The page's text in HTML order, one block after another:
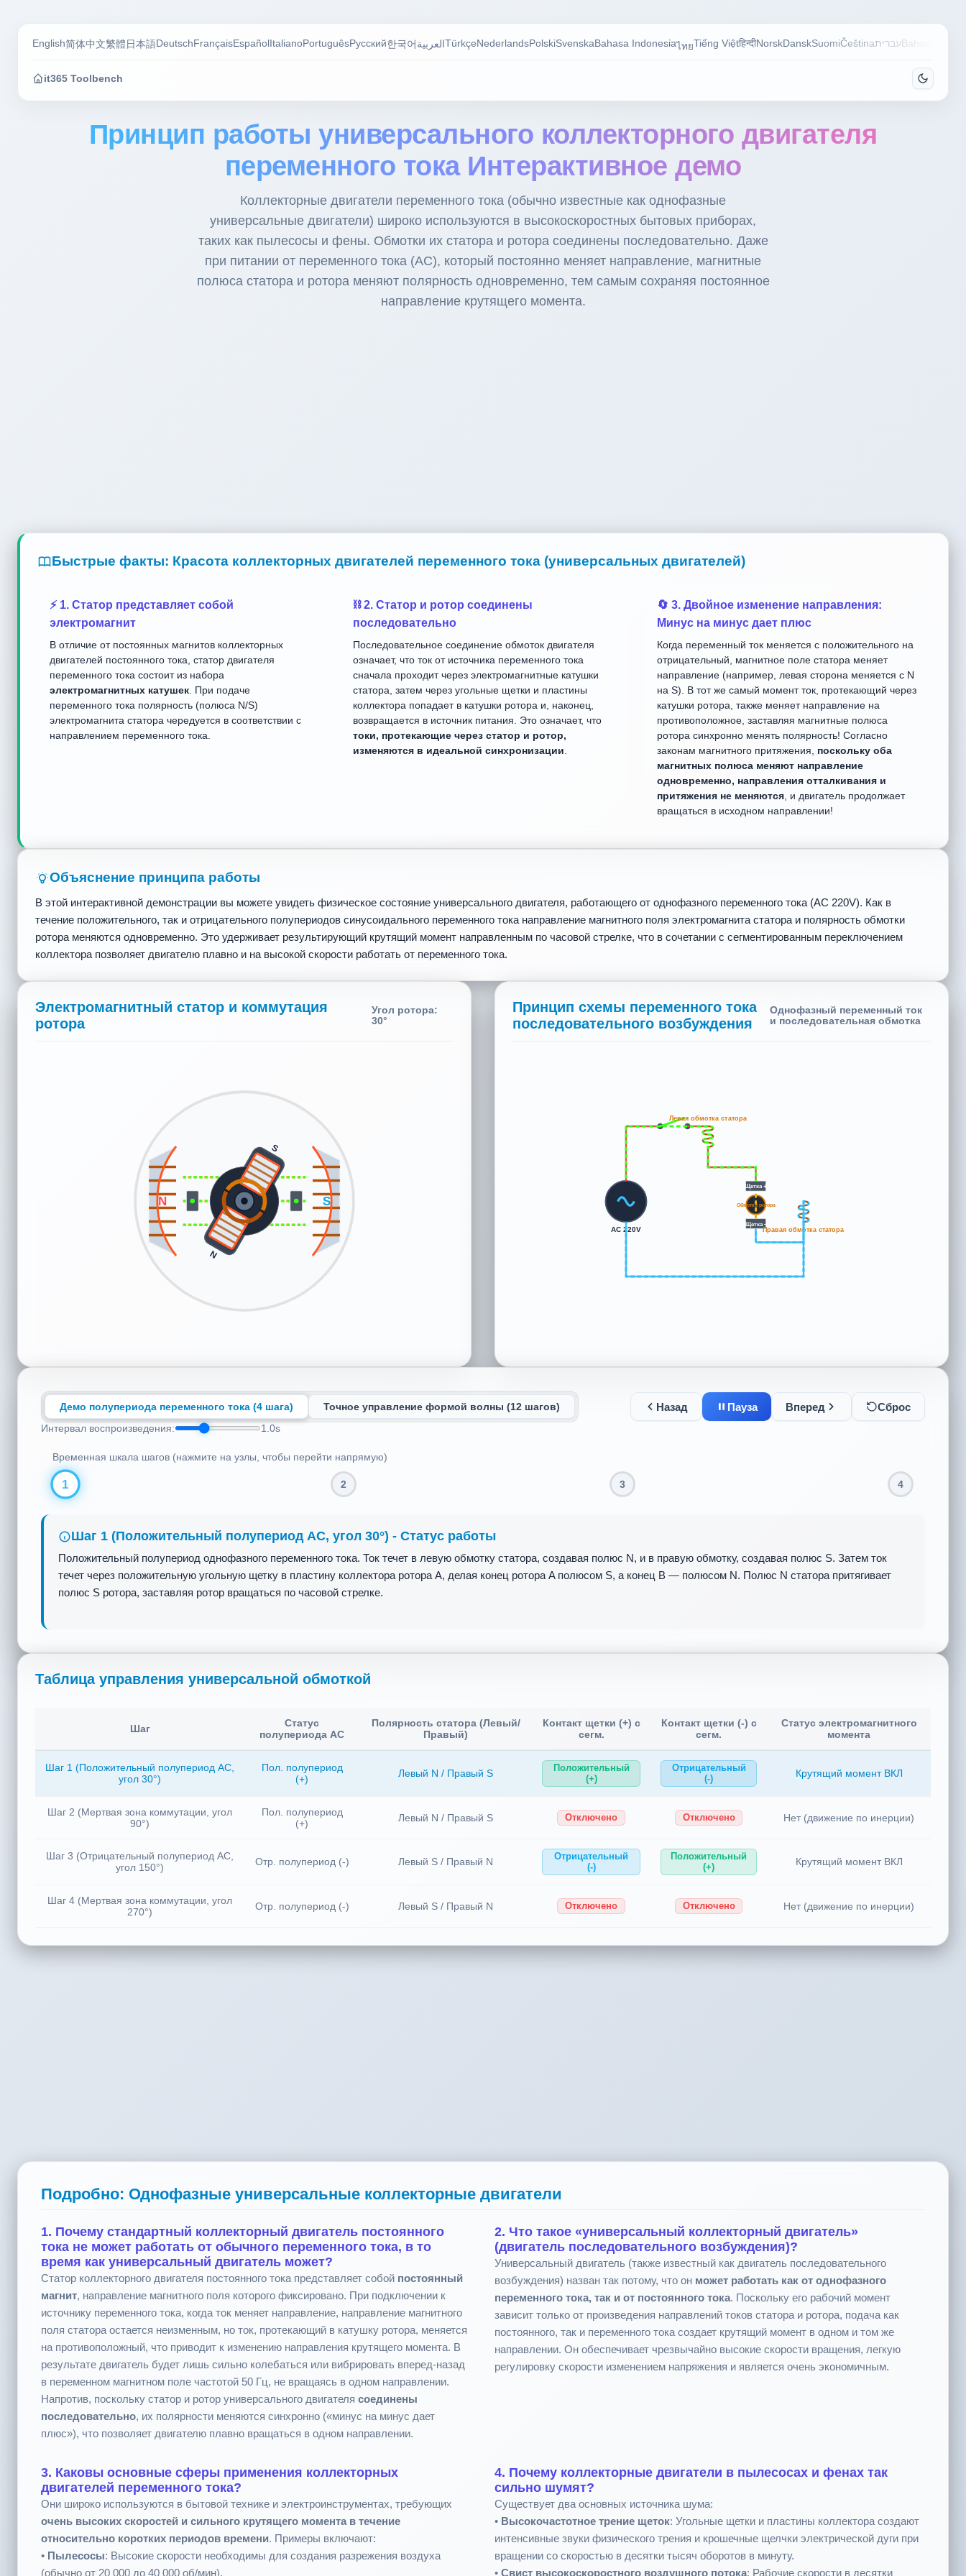
English简体中文繁體 日本語Deutsch FrançaisEspañol ItalianoPortuguêsРусский한국어 العربية Türkçe NederlandsPolskiSvenskaBahasa IndonesiaไทยTiếng Việtहिन्दीNorskDanskSuomiČeštinaעברית Bahasa
it365 Toolbench
Принцип работы универсального коллекторного двигателя
переменного тока Интерактивное демо
Коллекторные двигатели переменного тока (обычно известные как однофазные
универсальные двигатели) широко используются в высокоскоростных бытовых приборах,
таких как пылесосы и фены. Обмотки их статора и ротора соединены последовательно. Даже
при питании от переменного тока (AC), который постоянно меняет направление, магнитные
полюса статора и ротора меняют полярность одновременно, тем самым сохраняя постоянное
направление крутящего момента.
Быстрые факты: Красота коллекторных двигателей переменного тока (универсальных двигателей)
⚡ 1. Статор представляет собой
электромагнит
В отличие от постоянных магнитов коллекторных
двигателей постоянного тока, статор двигателя
переменного тока состоит из набора
электромагнитных катушек . При подаче
переменного тока полярность (полюса N/S)
электромагнита статора чередуется в соответствии с
направлением переменного тока.
⛓️ 2. Статор и ротор соединены
последовательно
Последовательное соединение обмоток двигателя
означает, что ток от источника переменного тока
сначала проходит через электромагнитные катушки
статора, затем через угольные щетки и пластины
коллектора попадает в катушки ротора и, наконец,
возвращается в источник питания. Это означает, что
токи, протекающие через статор и ротор,
изменяются в идеальной синхронизации
🔄 3. Двойное изменение направления:
Минус на минус дает плюс
Когда переменный ток меняется с положительного на
отрицательный, магнитное поле статора меняет
направление (например, левая сторона меняется с N
на S). В тот же самый момент ток, протекающий через
катушки ротора, также меняет направление на
противоположное, заставляя магнитные полюса
ротора синхронно менять полярность! Согласно
законам магнитного притяжения, поскольку оба
магнитных полюса меняют направление
одновременно, направления отталкивания и
притяжения не меняются, и двигатель продолжает
вращаться в исходном направлении!
Объяснение принципа работы
В этой интерактивной демонстрации вы можете увидеть физическое состояние универсального двигателя, работающего от однофазного переменного тока (AC 220V). Как в
течение положительного, так и отрицательного полупериодов синусоидального переменного тока направление магнитного поля электромагнита статора и полярность обмотки
ротора меняются одновременно. Это удерживает результирующий крутящий момент направленным по часовой стрелке, что в сочетании с сегментированным переключением
коллектора позволяет двигателю плавно и на высокой скорости работать от переменного тока.
Электромагнитный статор и коммутация
ротора
Угол ротора:
150°
S N
Принцип схемы переменного тока
последовательного возбуждения
Однофазный переменный ток
и последовательная обмотка
AC 220V
Левая обмотка статора
Щетка +
Обмотка ротора
Щетка -
Правая обмотка статора
Демо полупериода переменного тока (4 шага) Точное управление формой волны (12 шагов) Назад Пауза Вперед Сброс
Интервал воспроизведения: 1.0s
Временная шкала шагов (нажмите на узлы, чтобы перейти напрямую)
1 2 3 4
Шаг 3 (Отрицательный полупериод AC, угол 150°) - Статус работы
Переменный ток переходит в отрицательный полупериод, меняя полярность. Ток статора меняет направление, изменяя левую сторону с N на S, а правую — с S на N. В
то же время ток, протекающий в ротор, также меняет направление. Хотя ротор повернулся на 150°, изменение направления его тока делает конец ротора A полюсом N, а
конец B — полюсом S. Полюс S статора по-прежнему притягивает полюс N ротора, сохраняя положительное направление крутящего момента. Ротор продолжает
Таблица управления универсальной обмоткой
Шаг
Статус
полупериода AC
Полярность статора (Левый/
Правый)
Контакт щетки (+) с
сегм.
Контакт щетки (-) с
сегм.
Статус электромагнитного
момента
Шаг 1 (Положительный полупериод AC,
угол 30°)
Пол. полупериод
(+)
Левый N / Правый S
Положительный
(+)
Отрицательный
(-)
Крутящий момент ВКЛ
Шаг 2 (Мертвая зона коммутации, угол
90°)
Пол. полупериод
(+)
Левый N / Правый S Отключено Отключено Нет (движение по инерции)
Шаг 3 (Отрицательный полупериод AC,
угол 150°)
Отр. полупериод (-) Левый S / Правый N
Отрицательный
(-)
Положительный
(+)
Крутящий момент ВКЛ
Шаг 4 (Мертвая зона коммутации, угол
270°)
Отр. полупериод (-) Левый S / Правый N Отключено Отключено Нет (движение по инерции)
Подробно: Однофазные универсальные коллекторные двигатели
1. Почему стандартный коллекторный двигатель постоянного
тока не может работать от обычного переменного тока, в то
время как универсальный двигатель может?
Статор коллекторного двигателя постоянного тока представляет собой постоянный
магнит, направление магнитного поля которого фиксировано. При подключении к
источнику переменного тока, когда ток меняет направление, направление магнитного
поля статора остается неизменным, но ток, протекающий в катушку ротора, меняется
на противоположный, что приводит к изменению направления крутящего момента. В
результате двигатель будет лишь сильно колебаться или вибрировать вперед-назад
в переменном магнитном поле частотой 50 Гц, не вращаясь в одном направлении.
Напротив, поскольку статор и ротор универсального двигателя соединены
последовательно, их полярности меняются синхронно («минус на минус дает
плюс»), что позволяет двигателю плавно вращаться в одном направлении.
2. Что такое «универсальный коллекторный двигатель»
(двигатель последовательного возбуждения)?
Универсальный двигатель (также известный как двигатель последовательного
возбуждения) назван так потому, что он может работать как от однофазного
переменного тока, так и от постоянного тока. Поскольку его рабочий момент
зависит только от произведения направлений токов статора и ротора, подача как
постоянного, так и переменного тока создает крутящий момент в одном и том же
направлении. Он обеспечивает чрезвычайно высокие скорости вращения, легкую
регулировку скорости изменением напряжения и является очень экономичным.
3. Каковы основные сферы применения коллекторных
двигателей переменного тока?
Они широко используются в бытовой технике и электроинструментах, требующих
очень высоких скоростей и сильного крутящего момента в течение
относительно коротких периодов времени. Примеры включают:
• Пылесосы: Высокие скорости необходимы для создания разрежения воздуха
4. Почему коллекторные двигатели в пылесосах и фенах так
сильно шумят?
Существует два основных источника шума:
• Высокочастотное трение щеток: Угольные щетки и пластины коллектора создают
интенсивные звуки физического трения и крошечные щелчки электрической дуги при
вращении со скоростью в десятки тысяч оборотов в минуту.